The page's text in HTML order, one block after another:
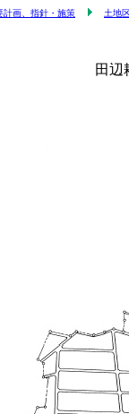
計画、指針・施策 土地
田